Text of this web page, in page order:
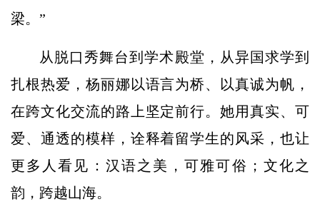
梁。”
从脱口秀舞台到学术殿堂，从异国求学到
扎根热爱，杨丽娜以语言为桥、以真诚为帆，
在跨文化交流的路上坚定前行。她用真实、可
爱、通透的模样，诠释着留学生的风采，也让
更多人看见：汉语之美，可雅可俗；文化之
韵，跨越山海。